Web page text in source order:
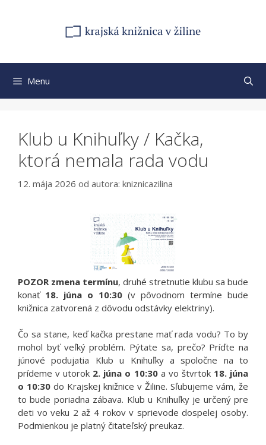
Menu
Klub u Knihuľky / Kačka,
ktorá nemala rada vodu
12. mája 2026 od autora: kniznicazilina
POZOR zmena termínu, druhé stretnutie klubu sa bude
konať 18. júna o 10:30 (v pôvodnom termíne bude
knižnica zatvorená z dôvodu odstávky elektriny).
Čo sa stane, keď kačka prestane mať rada vodu? To by
mohol byť veľký problém. Pýtate sa, prečo? Príďte na
júnové podujatia Klub u Knihuľky a spoločne na to
prídeme v utorok 2. júna o 10:30a vo štvrtok 18. júna
o 10:30 do Krajskej knižnice v Žiline. Sľubujeme vám, že
to bude poriadna zábava. Klub u Knihuľky je určený pre
deti vo veku 2 až 4 rokov v sprievode dospelej osoby.
Podmienkou je platný čitateľský preukaz.